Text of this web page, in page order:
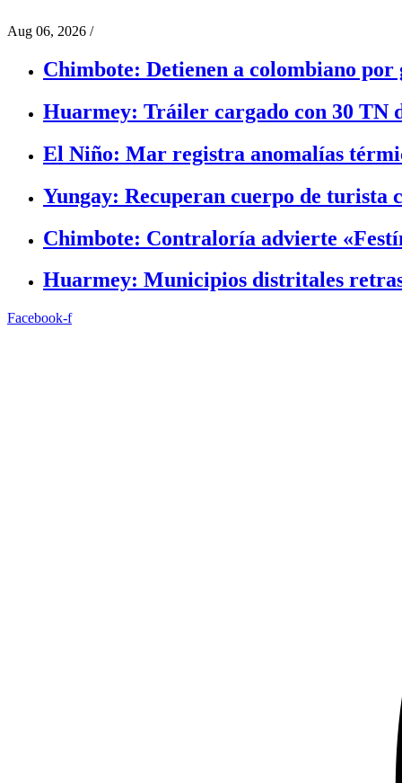
Aug 06, 2026 /
Chimbote: Detienen a colombiano por
Huarmey: Tráiler cargado con 30 TN
El Niño: Mar registra anomalías
Yungay: Recuperan cuerpo de turista
Chimbote: Contraloría advierte
Huarmey: Municipios distritales
Facebook-f